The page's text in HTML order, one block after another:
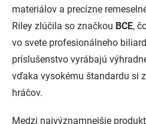
materiálov a precízne
Riley zlúčila so značkou BCE,
vo svete profesionálneho
príslušenstvo vyrábajú
vďaka vysokému štandardu si
hráčov.
Medzi najvýznamnejšie